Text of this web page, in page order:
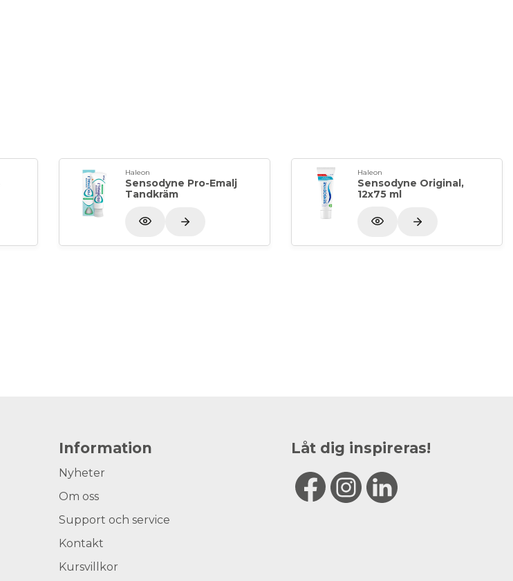
Haleon
Sensodyne Pro-Emalj
Tandkräm
Haleon
Sensodyne Original,
12x75 ml
Information
Nyheter
Om oss
Support och service
Kontakt
Kursvillkor
Låt dig inspireras!